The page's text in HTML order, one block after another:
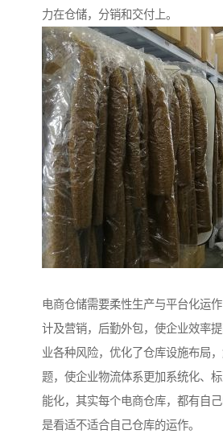
力在仓储，分销和交付上。
电商仓储需要柔性生产与平台化运
计及营销，后勤外包，使企业效率
业各种风险，优化了仓库设施布局
题，使企业物流体系更加系统化、
能化，其实每个电商仓库，都有自
是看适不适合自己仓库的运作。